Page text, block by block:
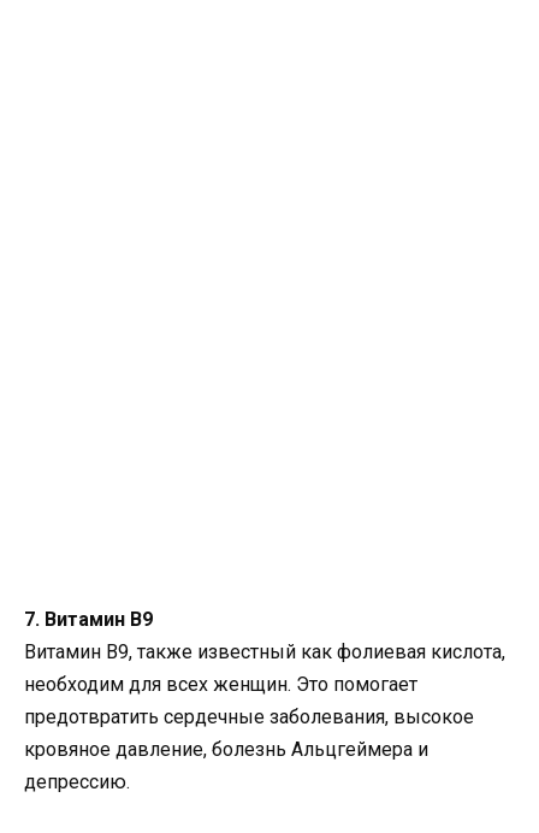
7. Витамин B9
Витамин B9, также известный как фолиевая кислота,
необходим для всех женщин. Это помогает
предотвратить сердечные заболевания, высокое
кровяное давление, болезнь Альцгеймера и
депрессию.